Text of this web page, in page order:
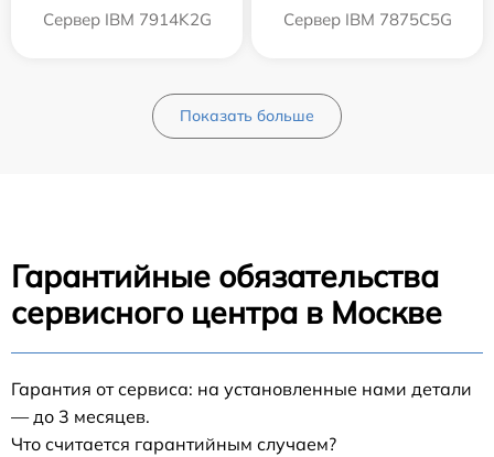
Сервер IBM 7914K2G Сервер IBM 7875C5G
Показать больше
Гарантийные обязательства
сервисного центра в Москве
Гарантия от сервиса: на установленные нами детали
— до 3 месяцев.
Что считается гарантийным случаем?